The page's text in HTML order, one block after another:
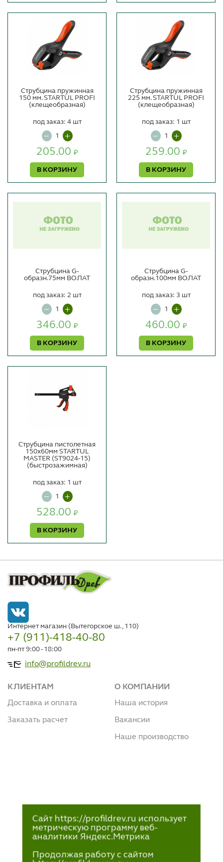
Струбцина пружинная
150 мм. STARTUL PROFI
(клещеобразная)
205.00 ₽
В КОРЗИНУ
под заказ: 4 шт
Струбцина пружинная
225 мм. STARTUL PROFI
(клещеобразная)
259.00 ₽
В КОРЗИНУ
под заказ: 1 шт
Струбцина G-
образн.75мм ВОЛАТ
346.00 ₽
В КОРЗИНУ
под заказ: 2 шт
Струбцина G-
образн.100мм ВОЛАТ
460.00 ₽
В КОРЗИНУ
под заказ: 3 шт
Струбцина пистолетная
150х60мм STARTUL
MASTER (ST9024-15)
(быстрозажимная)
528.00 ₽
В КОРЗИНУ
под заказ: 1 шт
Интернет магазин (Вытегорское ш., 110)
+7 (911)-418-40-80
пн-пт 9:00 - 18:00
info@profildrev.ru
КЛИЕНТАМ
Доставка и оплата
Заказать расчет
О КОМПАНИИ
Наша история
Вакансии
Наше производство
Сайт https://profildrev.ru использует
метрическую программу веб-
аналитики Яндекс.Метрика
Продолжая работу с сайтом